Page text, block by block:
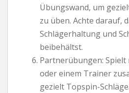
Übungswand, um
zu üben. Achte darauf,
Schlägerhaltung und
beibehältst.
Partnerübungen:
oder einem Trainer
gezielt Topspin-